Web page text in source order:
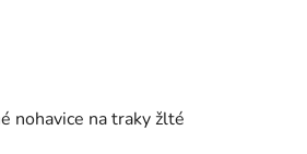
nohavice na traky žlté